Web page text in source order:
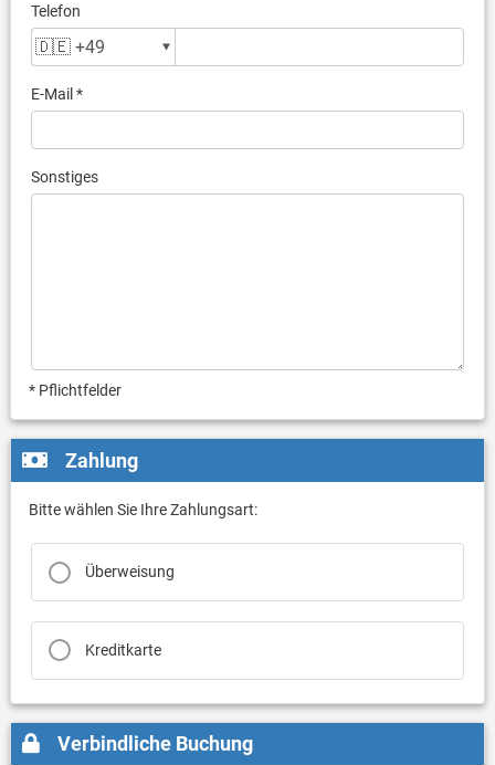
Telefon
E-Mail *
Sonstiges
* Pflichtfelder
Zahlung
Bitte wählen Sie Ihre Zahlungsart:
Überweisung
Kreditkarte
Verbindliche Buchung